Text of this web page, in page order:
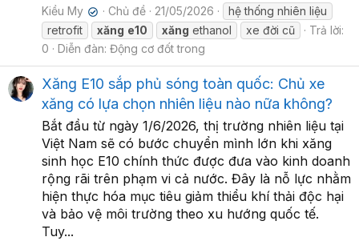
Kiều My ✔ Chủ đề 21/05/2026
hệ thống nhiên liệu
retrofit
xăng e10 xăng ethanol xe đời cũ
Trả lời:
0
Diễn đàn: Động cơ đốt trong
Xăng E10 sắp phủ sóng toàn quốc: Chủ xe
xăng có lựa chọn nhiên liệu nào nữa không?
Bắt đầu từ ngày 1/6/2026, thị trường nhiên liệu tại
Việt Nam sẽ có bước chuyển mình lớn khi xăng
sinh học E10 chính thức được đưa vào kinh doanh
rộng rãi trên phạm vi cả nước. Đây là nỗ lực nhằm
hiện thực hóa mục tiêu giảm thiểu khí thải độc hại
và bảo vệ môi trường theo xu hướng quốc tế.
Tuy...